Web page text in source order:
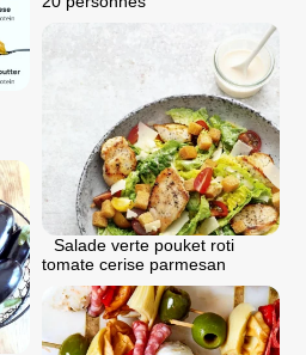
Salade verte pouket roti
tomate cerise parmesan